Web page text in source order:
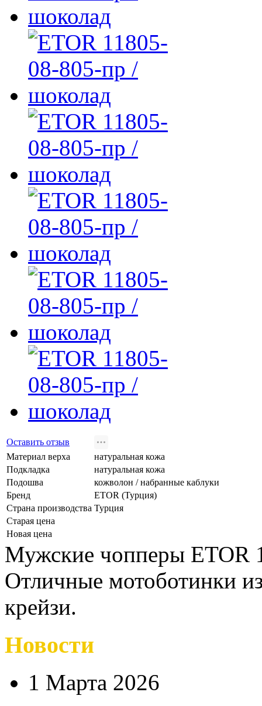
Оставить отзыв
Материал верха
натуральная кожа
Подкладка
натуральная кожа
Подошва
кожволон / набранные каблуки
Бренд
ETOR (Турция)
Страна производства Турция
Старая цена
Новая цена
Мужские чопперы ETOR
Отличные мотоботинки
крейзи.
Новости
1 Марта 2026